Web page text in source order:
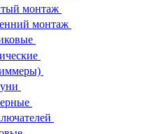
монтаж
монтаж